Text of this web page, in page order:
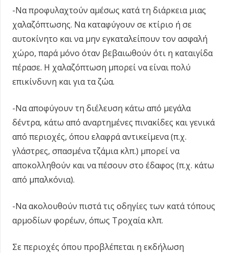
-Να προφυλαχτούν αμέσως κατά τη διάρκεια μιας
χαλαζόπτωσης. Να καταφύγουν σε κτίριο ή σε
αυτοκίνητο και να μην εγκαταλείπουν τον ασφαλή
χώρο, παρά μόνο όταν βεβαιωθούν ότι η καταιγίδα
πέρασε. Η χαλαζόπτωση μπορεί να είναι πολύ
επικίνδυνη και για τα ζώα.
-Να αποφύγουν τη διέλευση κάτω από μεγάλα
δέντρα, κάτω από αναρτημένες πινακίδες και γενικά
από περιοχές, όπου ελαφρά αντικείμενα (π.χ.
γλάστρες, σπασμένα τζάμια κλπ.) μπορεί να
αποκολληθούν και να πέσουν στο έδαφος (π.χ. κάτω
από μπαλκόνια).
-Να ακολουθούν πιστά τις οδηγίες των κατά τόπους
αρμοδίων φορέων, όπως Τροχαία κλπ.
Σε περιοχές όπου προβλέπεται η εκδήλωση